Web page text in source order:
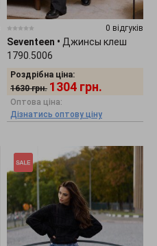
0 відгуків
Seventeen • Джинсы клеш
1790.5006
Роздрібна ціна:
1630 грн. 1304 грн.
Оптова ціна:
Дізнатись оптову ціну